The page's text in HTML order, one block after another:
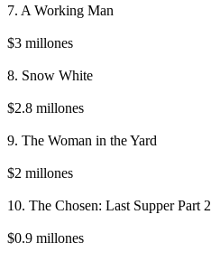
7. A Working Man
$3 millones
8. Snow White
$2.8 millones
9. The Woman in the Yard
$2 millones
10. The Chosen: Last Supper Part 2
$0.9 millones